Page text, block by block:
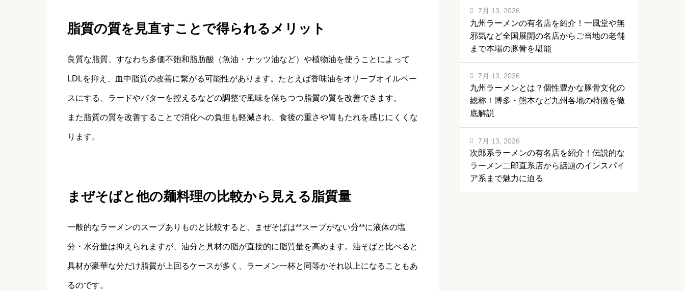
脂質の質を見直すことで得られるメリット
良質な脂質、すなわち多価不飽和脂肪酸（魚油・ナッツ油など）や植物油を使うことによって
LDLを抑え、血中脂質の改善に繋がる可能性があります。たとえば香味油をオリーブオイルベー
スにする、ラードやバターを控えるなどの調整で風味を保ちつつ脂質の質を改善できます。
また脂質の質を改善することで消化への負担も軽減され、食後の重さや胃もたれを感じにくくな
ります。
まぜそばと他の麺料理の比較から見える脂質量
一般的なラーメンのスープありものと比較すると、まぜそばは**スープがない分**に液体の塩
分・水分量は抑えられますが、油分と具材の脂が直接的に脂質量を高めます。油そばと比べると
具材が豪華な分だけ脂質が上回るケースが多く、ラーメン一杯と同等かそれ以上になることもあ
るのです。
九州ラーメンの有名店を紹介！一風堂や無
邪気など全国展開の名店からご当地の老舗
まで本場の豚骨を堪能
7月 13, 2026
九州ラーメンとは？個性豊かな豚骨文化の
総称！博多・熊本など九州各地の特徴を徹
底解説
7月 13, 2026
次郎系ラーメンの有名店を紹介！伝説的な
ラーメン二郎直系店から話題のインスパイ
ア系まで魅力に迫る
7月 13, 2026